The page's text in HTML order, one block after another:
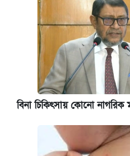
বিনা চিকিৎসায় কোনো নাগরিক